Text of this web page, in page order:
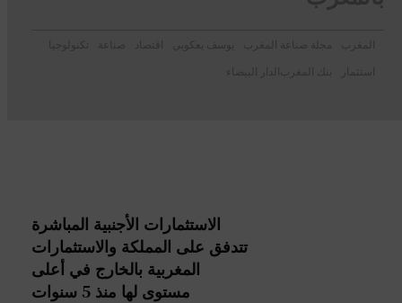
المغرب مجلة صناعة المغرب يوسف يعكوبي اقتصاد صناعة
تكنولوجيا
استثمار
بنك المغرب الدار البيضاء
الاستثمارات الأجنبية المباشرة
تتدفق على المملكة والاستثمارات
المغربية بالخارج في أعلى
مستوى لها منذ 5 سنوات